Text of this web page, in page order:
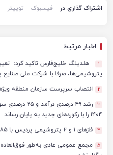
اشتراک گذاری در فیسبوک توییتر
اخبار مرتبط
1
هلدینگ خلیج‌فارس تاکید کرد:
پتروشیمی‌ها، صرفا با شرکت ملی
2 انتصاب سرپرست سازمان منطقه
3
رشد ۴۹ درصدی
۱۴۰۴ را با رکوردهای جدید به پایان رساند
4 فازهای ۱ و ۲ پتروشیمی پردیس با ۸۵ درصد ظرفیت به مدار تولید بازگشتند
5
مجمع عمومی عادی به‌طور